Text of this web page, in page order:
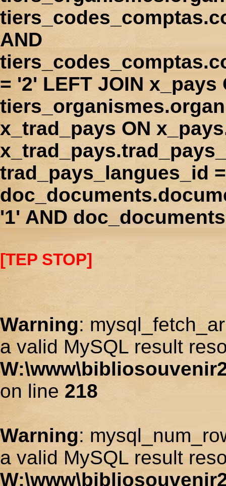
AND
= '2' LEFT JOIN
x_trad_pays ON
trad_pays_langues_id
'1' AND
[TEP STOP]
Warning:
a valid MySQL result
on line 218
Warning:
a valid MySQL result